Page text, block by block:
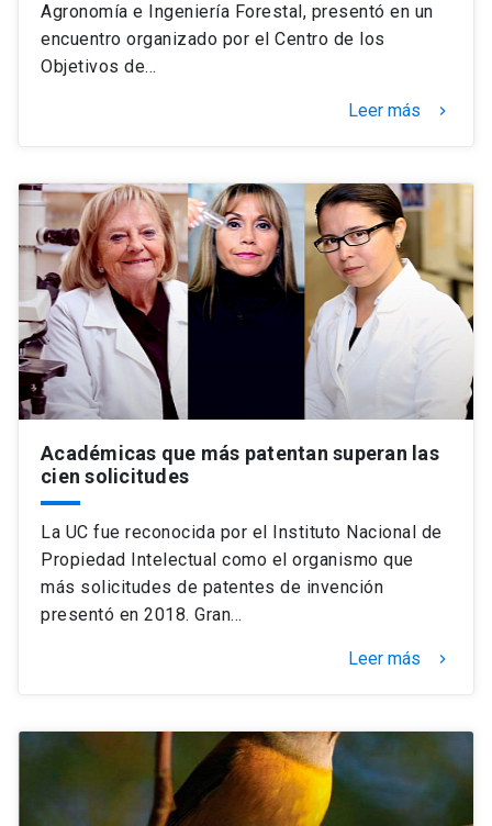
Agronomía e Ingeniería Forestal, presentó en un
encuentro organizado por el Centro de los
Objetivos de…
Leer más keyboard_arrow_right
Académicas que más patentan superan las
cien solicitudes
La UC fue reconocida por el Instituto Nacional de
Propiedad Intelectual como el organismo que
más solicitudes de patentes de invención
presentó en 2018. Gran…
Leer más keyboard_arrow_right